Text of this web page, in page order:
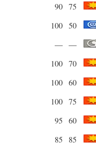
75
90
50
100
—
—
70
100
60
100
75
100
60
95
85
85